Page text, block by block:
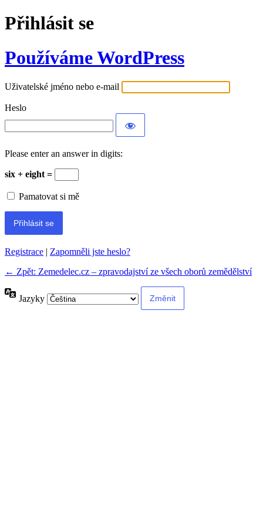
Přihlásit se
Používáme WordPress
Uživatelské jméno nebo e-mail
Heslo
Please enter an answer in digits:
six + eight =
Pamatovat si mě
Registrace | Zapomněli jste heslo?
← Zpět: Zemedelec.cz – zpravodajství ze všech oborů zemědělství
Jazyky